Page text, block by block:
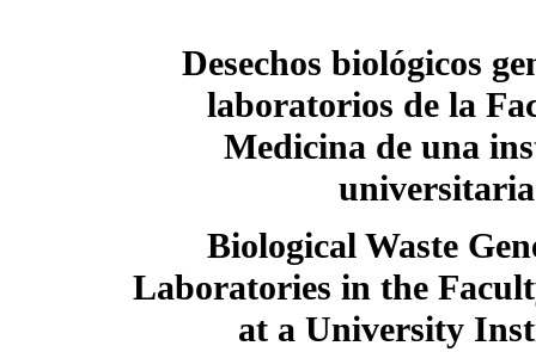
Desechos biológicos
laboratorios de la
Medicina de una
universitaria
Biological Waste
Laboratories in the
at a University